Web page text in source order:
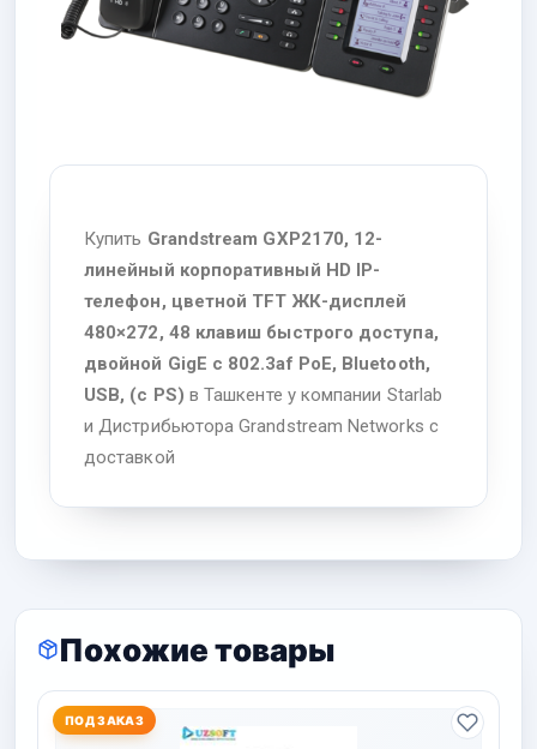
Купить Grandstream GXP2170, 12-
линейный корпоративный HD IP-
телефон, цветной TFT ЖК-дисплей
480×272, 48 клавиш быстрого доступа,
двойной GigE с 802.3af PoE, Bluetooth,
USB, (с PS) в Ташкенте у компании Starlab
и Дистрибьютора Grandstream Networks с
доставкой
Похожие товары
ПОД ЗАКАЗ